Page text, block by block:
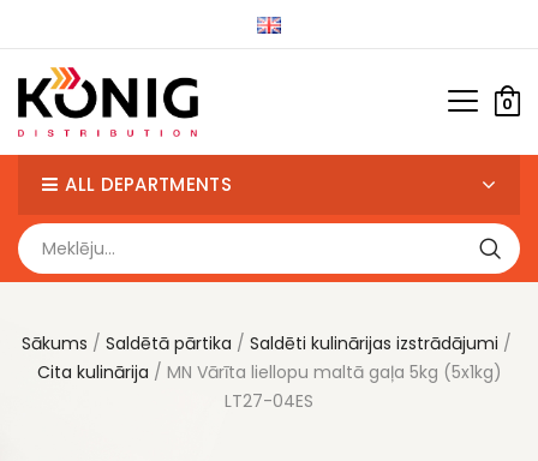
0
ALL DEPARTMENTS
Sākums Saldētā pārtika
Saldēti kulinārijas izstrādājumi
Cita kulinārija
MN Vārīta liellopu maltā gaļa 5kg (5x1kg)
LT27-04ES